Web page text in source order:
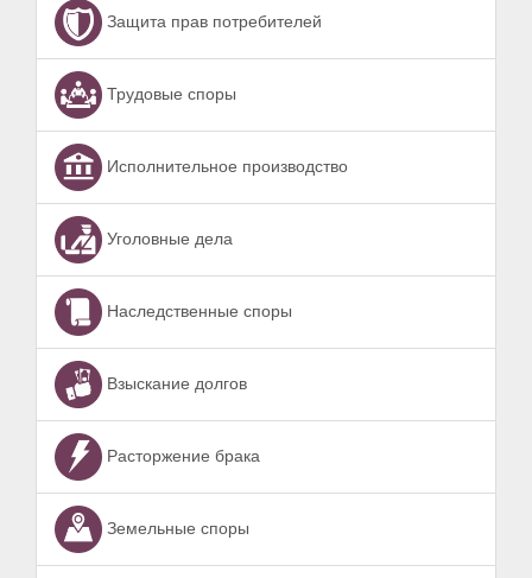
Защита прав потребителей
Трудовые споры
Исполнительное производство
Уголовные дела
Наследственные споры
Взыскание долгов
Расторжение брака
Земельные споры